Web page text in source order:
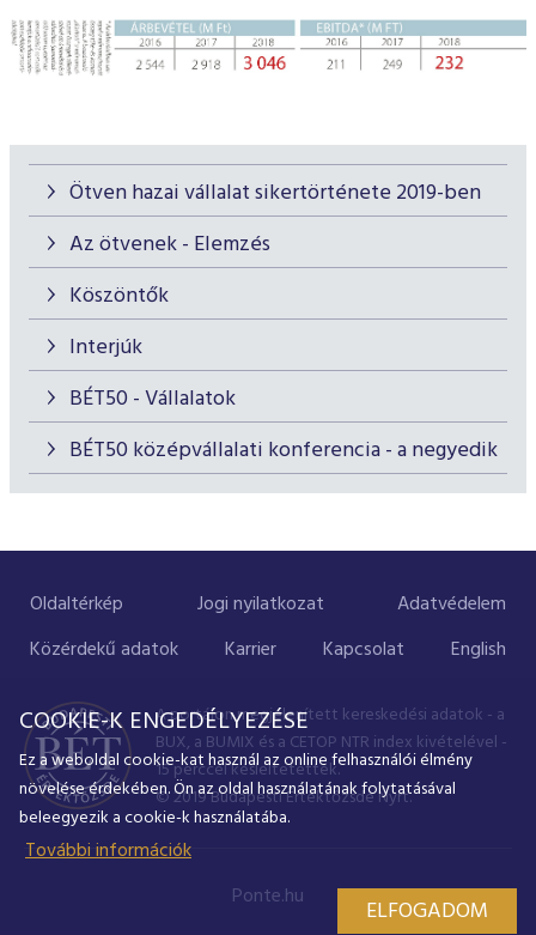
Ötven hazai vállalat sikertörténete 2019-ben
Az ötvenek - Elemzés
Köszöntők
Interjúk
BÉT50 - Vállalatok
BÉT50 középvállalati konferencia - a negyedik
Oldaltérkép Jogi nyilatkozat
Adatvédelem
Közérdekű adatok
Karrier Kapcsolat English
A portálon megjelenített kereskedési adatok - a
BUX, a BUMIX és a CETOP NTR index kivételével -
15 perccel késleltetettek.
© 2019 Budapesti Értéktőzsde Nyrt.
Ponte.hu
COOKIE-K ENGEDÉLYEZÉSE
Ez a weboldal cookie-kat használ az online felhasználói élmény
növelése érdekében. Ön az oldal használatának folytatásával
beleegyezik a cookie-k használatába.
További információk
ELFOGADOM